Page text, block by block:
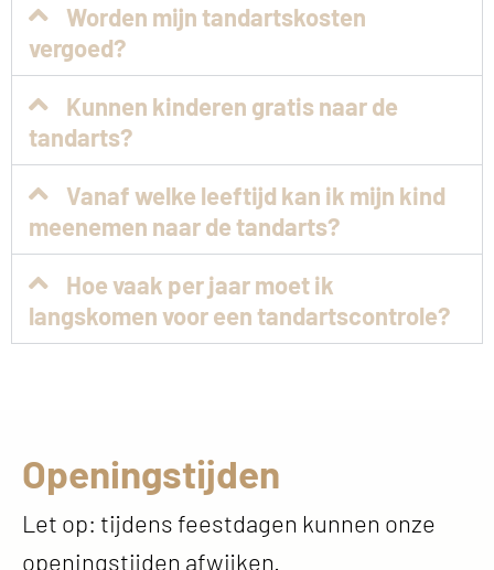
Worden mijn tandartskosten
vergoed?
Kunnen kinderen gratis naar de
tandarts?
Vanaf welke leeftijd kan ik mijn kind
meenemen naar de tandarts?
Hoe vaak per jaar moet ik
langskomen voor een tandartscontrole?
Openingstijden
Let op: tijdens feestdagen kunnen onze
openingstijden afwijken.